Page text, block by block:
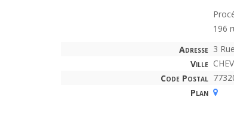
196
Adresse 3
Ville
Code Postal
Plan